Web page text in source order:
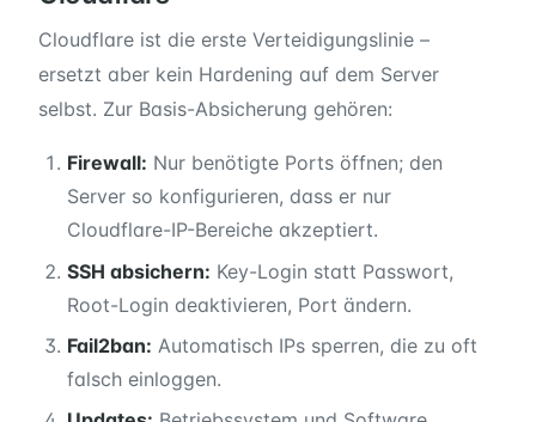
Cloudflare ist die erste Verteidigungslinie –
ersetzt aber kein Hardening auf dem Server
selbst. Zur Basis-Absicherung gehören:
Firewall: Nur benötigte Ports öffnen; den
Server so konfigurieren, dass er nur
Cloudflare-IP-Bereiche akzeptiert.
SSH absichern: Key-Login statt Passwort,
Root-Login deaktivieren, Port ändern.
Fail2ban: Automatisch IPs sperren, die zu oft
falsch einloggen.